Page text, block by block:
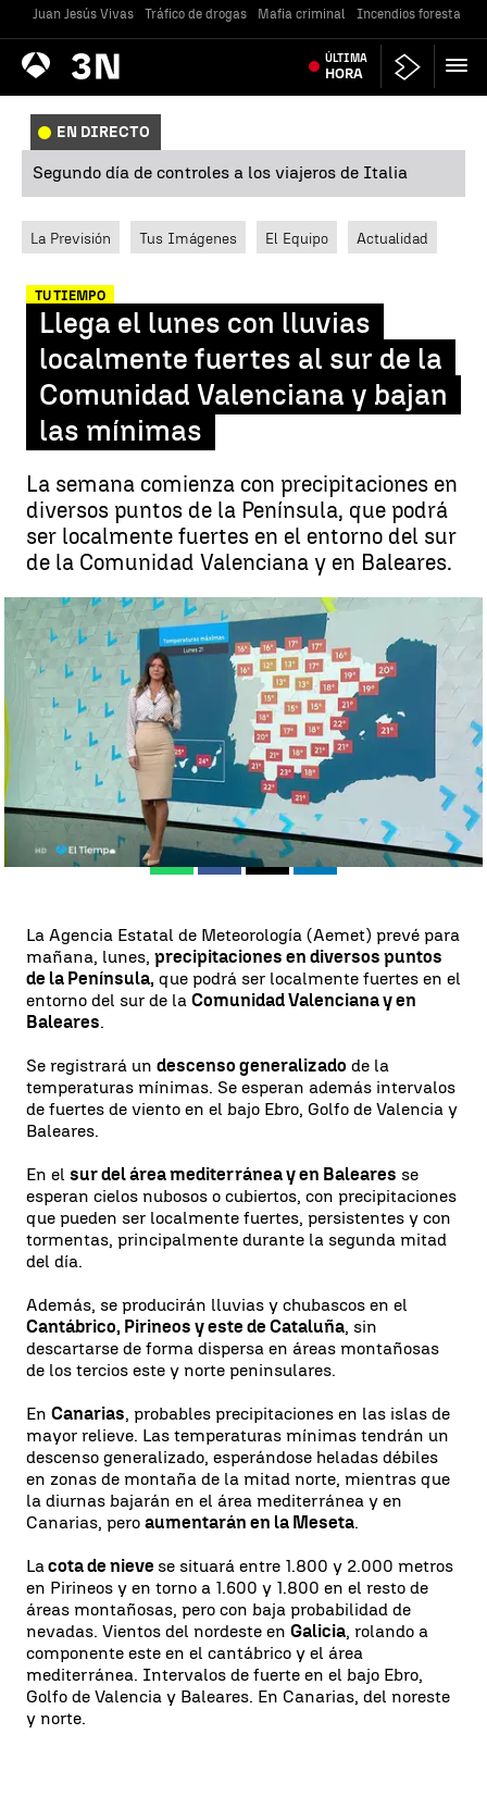
Juan Jesús Vivas Tráfico de drogas Mafia criminal Incendios forestales
Antena
3 Noticias ÚLTIMA
HORA
EN DIRECTO
Segundo día de controles a los viajeros de Italia
La Previsión Tus Imágenes El Equipo Actualidad
TU TIEMPO
Llega el lunes con lluvias
localmente fuertes al sur de la
Comunidad Valenciana y bajan
las mínimas
La semana comienza con precipitaciones en
diversos puntos de la Península, que podrá
ser localmente fuertes en el entorno del sur
de la Comunidad Valenciana y en Baleares.
Llega el lunes con lluvias localmente fuertes al sur de la
Comunidad Valenciana y bajan las mínimas |
Antena 3 Noticias
Antena 3 Noticias Madrid
Publicado: 20 de octubre de 2019, 18:33
WhatsappFacebook
X Linkedin
La Agencia Estatal de Meteorología (Aemet) prevé para
mañana, lunes, precipitaciones en diversos puntos
de la Península, que podrá ser localmente fuertes en el
entorno del sur de la Comunidad Valenciana y en
Baleares.
Se registrará un descenso generalizado de la
temperaturas mínimas. Se esperan además intervalos
de fuertes de viento en el bajo Ebro, Golfo de Valencia y
Baleares.
En el sur del área mediterránea y en Baleares se
esperan cielos nubosos o cubiertos, con precipitaciones
que pueden ser localmente fuertes, persistentes y con
tormentas, principalmente durante la segunda mitad
del día.
Además, se producirán lluvias y chubascos en el
Cantábrico, Pirineos y este de Cataluña, sin
descartarse de forma dispersa en áreas montañosas
de los tercios este y norte peninsulares.
En Canarias, probables precipitaciones en las islas de
mayor relieve. Las temperaturas mínimas tendrán un
descenso generalizado, esperándose heladas débiles
en zonas de montaña de la mitad norte, mientras que
la diurnas bajarán en el área mediterránea y en
Canarias, pero aumentarán en la Meseta.
Lacota de nieve se situará entre 1.800 y 2.000 metros
en Pirineos y en torno a 1.600 y 1.800 en el resto de
áreas montañosas, pero con baja probabilidad de
nevadas. Vientos del nordeste en Galicia, rolando a
componente este en el cantábrico y el área
mediterránea. Intervalos de fuerte en el bajo Ebro,
Golfo de Valencia y Baleares. En Canarias, del noreste
y norte.